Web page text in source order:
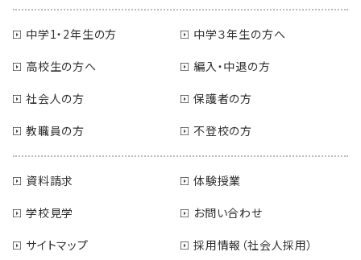
中学1・2年生の方
中学３年生の方へ
高校生の方へ
編入・中退の方
社会人の方
保護者の方
教職員の方
不登校の方
資料請求
体験授業
学校見学
お問い合わせ
サイトマップ
採用情報（社会人採用）